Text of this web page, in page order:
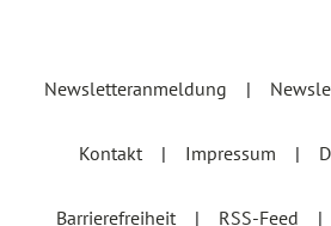
Newsletteranmeldung
Kontakt Impressum
Barrierefreiheit RSS-Feed